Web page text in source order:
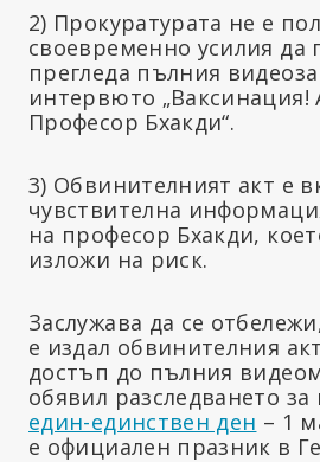
2) Прокуратурата не е
своевременно усилия да
прегледа пълния
интервюто „Ваксинация!
Професор Бхакди“.
3) Обвинителният акт е
чувствителна
на професор Бхакди,
изложи на риск.
Заслужава да се
е издал обвинителния
достъп до пълния
обявил разследването
един-единствен ден – 1
е официален празник в